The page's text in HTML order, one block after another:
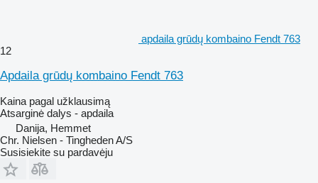
apdaila grūdų kombaino Fendt 763
12
Apdaila grūdų kombaino Fendt 763
Kaina pagal užklausimą
Atsarginė dalys - apdaila
Danija, Hemmet
Chr. Nielsen - Tingheden A/S
Susisiekite su pardavėju